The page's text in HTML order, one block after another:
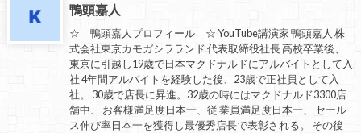
鴨頭嘉人
☆ 鴨頭嘉人プロフィール ☆ YouTube講演家 鴨頭嘉人 株
式会社東京カモガシラランド 代表取締役社長 高校卒業後、
東京に引越し19歳で日本マクドナルドにアルバイトとして入
社 4年間アルバイトを経験した後、23歳で正社員として入
社。 30歳で店長に昇進。32歳の時にはマクドナルド3300店
舗中、 お客様満足度日本一、従 業員満足度日本一、 セール
ス伸び率日本一を獲得し最優秀店長で表彰される。 その後